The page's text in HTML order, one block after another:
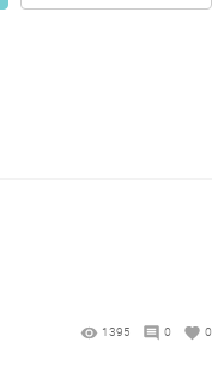
1395 0 0